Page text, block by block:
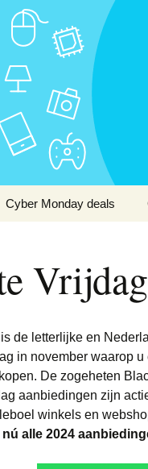
Cyber
Cyber Monday deals
Baby
Energie
Kleding
Parfum
de letterlijke en
in november waarop
De zogeheten
aanbiedingen zijn
winkels en
nú alle 2024